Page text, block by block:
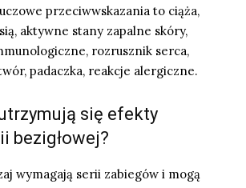
przeciwwskazania to ciąża,
aktywne stany zapalne skóry,
rozrusznik serca,
padaczka, reakcje alergiczne.
się efekty
bezigłowej?
wymagają serii zabiegów i mogą